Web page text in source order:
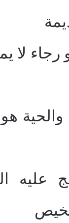
لا
والحية
عليه